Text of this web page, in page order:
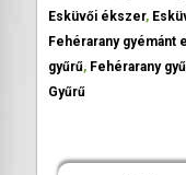
Esküvői ékszer,
Fehérarany gyémánt
gyűrű, Fehérarany
Gyűrű